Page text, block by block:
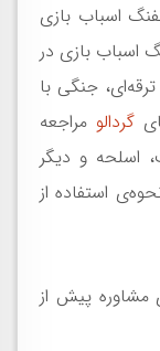
اسباب بازی
اسباب بازی در
جنگی با
گردالو مراجعه
اسلحه و دیگر
استفاده از
مشاوره پیش از